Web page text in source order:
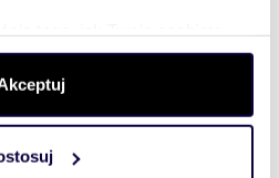
ustaw własne preferencje w
plików cookie możesz
zgodę w dowolnej chwili.
do spersonalizowania treści
domofon
BS2-MW-314721
show/?